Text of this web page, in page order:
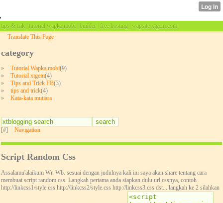
tips & trik | tutorial wapka.mobi | builder | free hosting | wapsite xtgem.com
Translate This Page
category
» Tutorial Wapka.mobi(9)
»
Tutorial xtgem(4)
»
Tips and Trick FB(3)
»
tips and trick(4)
»
Kata-kata mutiara
[#] Navigation
Script Random Css
Assalamu'alaikum Wr. Wb. sesuai dengan judulnya kali ini saya akan share tentang cara
membuat script random css. Langkah pertama anda siapkan dulu url cssnya, contoh
http://linkcss1/style.css http://linkcss2/style.css http://linkcss3.css dst... langkah ke 2 silahkan